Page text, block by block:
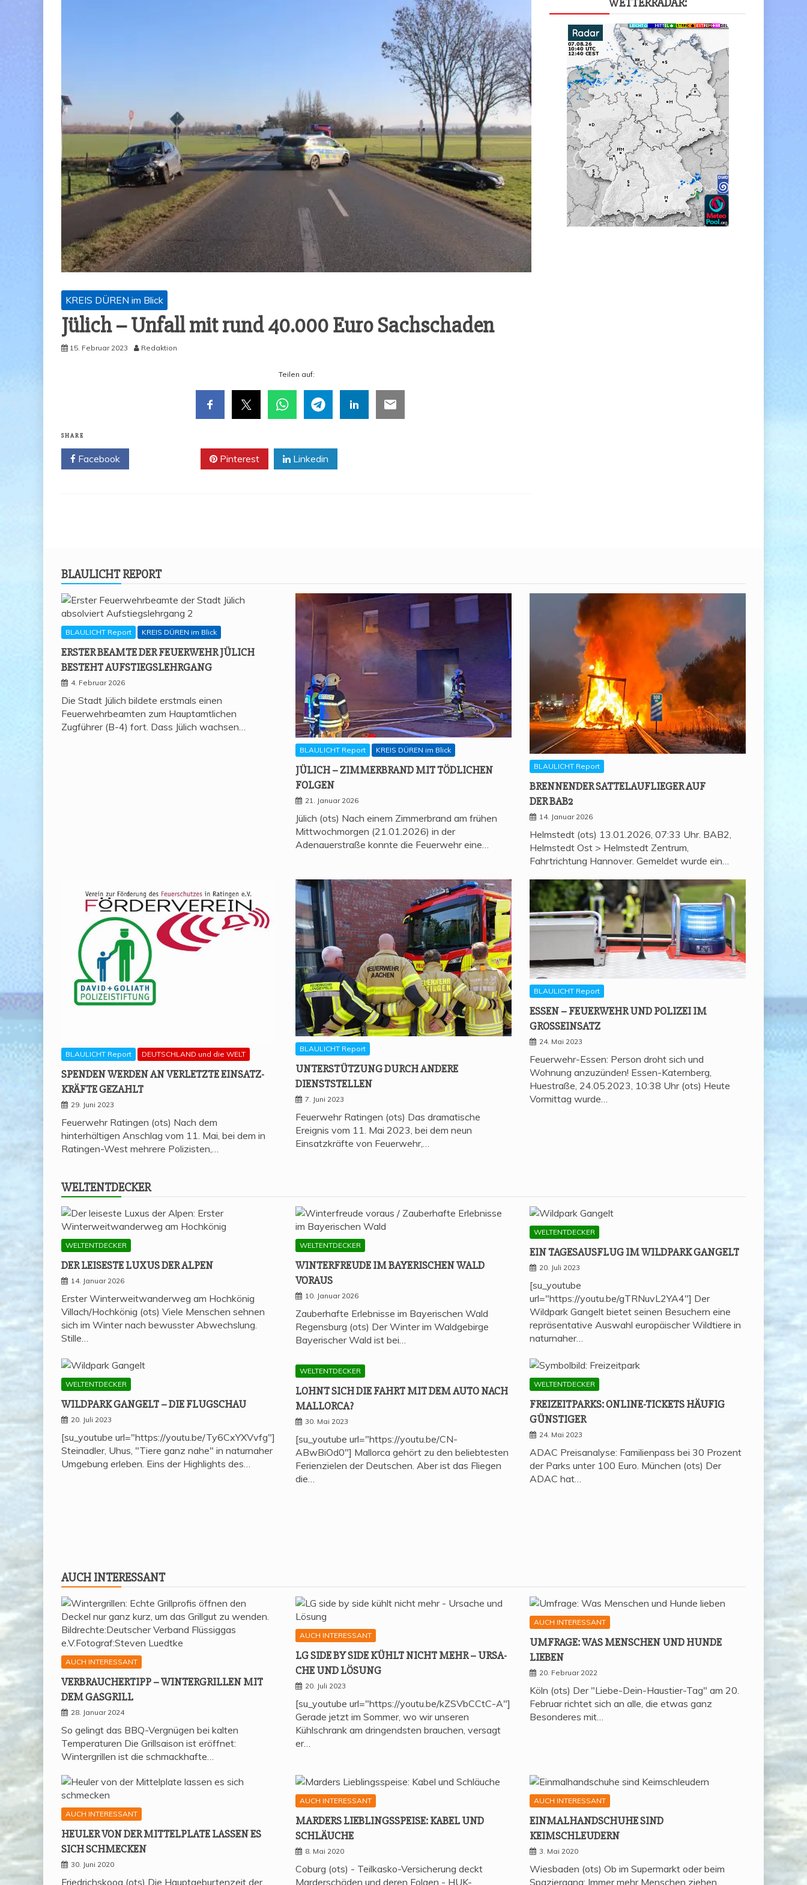
KREIS DÜREN im Blick
Jülich – Unfall mit rund 40.000 Euro Sachschaden
15. Februar 2023 Redaktion
Tei­len auf:
SHARE
Facebook Pinterest Linkedin
BLAU­LICHT REPORT
BLAULICHT Report KREIS DÜREN im Blick
ERS­TER BEAM­TE DER FEU­ER­WEHR JÜLICH
BESTEHT AUFSTIEGSLEHRGANG
4. Februar 2026
Die Stadt Jülich bildete erstmals einen
Feuerwehrbeamten zum Hauptamtlichen
Zugführer (B-4) fort. Dass Jülich wachsen…
BLAULICHT Report KREIS DÜREN im Blick
JÜLICH – ZIM­MER­BRAND MIT TÖD­LI­CHEN
FOLGEN
21. Januar 2026
Jülich (ots) Nach einem Zimmerbrand am frühen
Mittwochmorgen (21.01.2026) in der
Adenauerstraße konnte die Feuerwehr eine…
BLAULICHT Report
BREN­NEN­DER SAT­TEL­AUF­LIE­GER AUF
DER BAB2
14. Januar 2026
Helmstedt (ots) 13.01.2026, 07:33 Uhr. BAB2,
Helmstedt Ost > Helmstedt Zentrum,
Fahrtrichtung Hannover. Gemeldet wurde ein…
BLAULICHT Report DEUTSCHLAND und die WELT
SPEN­DEN WER­DEN AN VER­LETZ­TE EIN­SATZ­
KRÄF­TE GEZAHLT
29. Juni 2023
Feuerwehr Ratingen (ots) Nach dem
hinterhältigen Anschlag vom 11. Mai, bei dem in
Ratingen-West mehrere Polizisten,…
BLAULICHT Report
UNTER­STÜT­ZUNG DURCH ANDE­RE
DIENSTSTELLEN
7. Juni 2023
Feuerwehr Ratingen (ots) Das dramatische
Ereignis vom 11. Mai 2023, bei dem neun
Einsatzkräfte von Feuerwehr,…
BLAULICHT Report
ESSEN – FEU­ER­WEHR UND POLI­ZEI IM
GROSSEINSATZ
24. Mai 2023
Feuerwehr-Essen: Person droht sich und
Wohnung anzuzünden! Essen-Katernberg,
Huestraße, 24.05.2023, 10:38 Uhr (ots) Heute
Vormittag wurde…
WELT­ENT­DE­CKER
WELTENTDECKER
DER LEI­SES­TE LUXUS DER ALPEN
14. Januar 2026
Erster Winterweitwanderweg am Hochkönig
Villach/Hochkönig (ots) Viele Menschen sehnen
sich im Winter nach bewusster Abwechslung.
Stille…
WELTENTDECKER
WIN­TER­FREU­DE IM BAYE­RI­SCHEN WALD
VORAUS
10. Januar 2026
Zauberhafte Erlebnisse im Bayerischen Wald
Regensburg (ots) Der Winter im Waldgebirge
Bayerischer Wald ist bei…
WELTENTDECKER
EIN TAGES­AUS­FLUG IM WILD­PARK GANGELT
20. Juli 2023
[su_youtube
url="https://youtu.be/gTRNuvL2YA4"] Der
Wildpark Gangelt bietet seinen Besuchern eine
repräsentative Auswahl europäischer Wildtiere in
naturnaher…
WELTENTDECKER
WILD­PARK GAN­GELT – DIE FLUGSCHAU
20. Juli 2023
[su_youtube url="https://youtu.be/Ty6CxYXVvfg"]
Steinadler, Uhus, "Tiere ganz nahe" in naturnaher
Umgebung erleben. Eins der Highlights des…
WELTENTDECKER
LOHNT SICH DIE FAHRT MIT DEM AUTO NACH
MALLORCA?
30. Mai 2023
[su_youtube url="https://youtu.be/CN-
ABwBiOd0"] Mallorca gehört zu den beliebtesten
Ferienzielen der Deutschen. Aber ist das Fliegen
die…
WELTENTDECKER
FREI­ZEIT­PARKS: ONLINE-TICKETS HÄU­FIG
GÜNSTIGER
24. Mai 2023
ADAC Preisanalyse: Familienpass bei 30 Prozent
der Parks unter 100 Euro. München (ots) Der
ADAC hat…
AUCH INTER­ES­SANT
AUCH INTERESSANT
VER­BRAU­CHER­TIPP – WIN­TER­GRIL­LEN MIT
DEM GASGRILL
28. Januar 2024
So gelingt das BBQ-Vergnügen bei kalten
Temperaturen Die Grillsaison ist eröffnet:
Wintergrillen ist die schmackhafte…
AUCH INTERESSANT
LG SIDE BY SIDE KÜHLT NICHT MEHR – URSA­
CHE UND LÖSUNG
20. Juli 2023
[su_youtube url="https://youtu.be/kZSVbCCtC-A"]
Gerade jetzt im Sommer, wo wir unseren
Kühlschrank am dringendsten brauchen, versagt
er…
AUCH INTERESSANT
UMFRA­GE: WAS MEN­SCHEN UND HUN­DE
LIEBEN
20. Februar 2022
Köln (ots) Der "Liebe-Dein-Haustier-Tag" am 20.
Februar richtet sich an alle, die etwas ganz
Besonderes mit…
AUCH INTERESSANT
HEU­LER VON DER MIT­TEL­P­LA­TE LAS­SEN ES
SICH SCHMECKEN
30. Juni 2020
Friedrichskoog (ots) Die Hauptgeburtenzeit der
AUCH INTERESSANT
MAR­DERS LIEB­LINGS­SPEI­SE: KABEL UND
SCHLÄUCHE
8. Mai 2020
Coburg (ots) - Teilkasko-Versicherung deckt
Marderschäden und deren Folgen - HUK-
AUCH INTERESSANT
EIN­MAL­HAND­SCHU­HE SIND
KEIMSCHLEUDERN
3. Mai 2020
Wiesbaden (ots) Ob im Supermarkt oder beim
Spaziergang: Immer mehr Menschen ziehen